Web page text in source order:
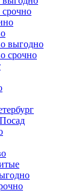
выгодно
срочно